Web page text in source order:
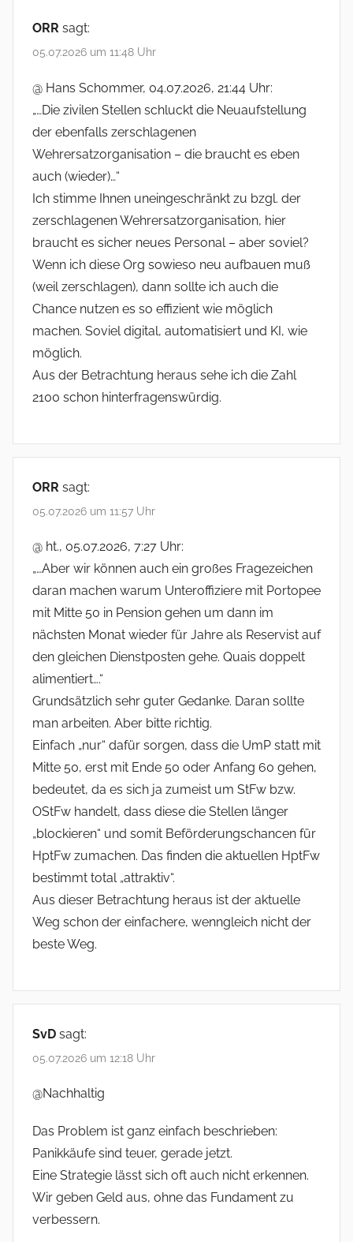
ORR sagt:
05.07.2026 um 11:48 Uhr
@ Hans Schommer, 04.07.2026, 21:44 Uhr:
„…Die zivilen Stellen schluckt die Neuaufstellung
der ebenfalls zerschlagenen
Wehrersatzorganisation – die braucht es eben
auch (wieder)…“
Ich stimme Ihnen uneingeschränkt zu bzgl. der
zerschlagenen Wehrersatzorganisation, hier
braucht es sicher neues Personal – aber soviel?
Wenn ich diese Org sowieso neu aufbauen muß
(weil zerschlagen), dann sollte ich auch die
Chance nutzen es so effizient wie möglich
machen. Soviel digital, automatisiert und KI, wie
möglich.
Aus der Betrachtung heraus sehe ich die Zahl
2100 schon hinterfragenswürdig.
ORR sagt:
05.07.2026 um 11:57 Uhr
@ ht., 05.07.2026, 7:27 Uhr:
„…Aber wir können auch ein großes Fragezeichen
daran machen warum Unteroffiziere mit Portopee
mit Mitte 50 in Pension gehen um dann im
nächsten Monat wieder für Jahre als Reservist auf
den gleichen Dienstposten gehe. Quais doppelt
alimentiert….“
Grundsätzlich sehr guter Gedanke. Daran sollte
man arbeiten. Aber bitte richtig.
Einfach „nur“ dafür sorgen, dass die UmP statt mit
Mitte 50, erst mit Ende 50 oder Anfang 60 gehen,
bedeutet, da es sich ja zumeist um StFw bzw.
OStFw handelt, dass diese die Stellen länger
„blockieren“ und somit Beförderungschancen für
HptFw zumachen. Das finden die aktuellen HptFw
bestimmt total „attraktiv“.
Aus dieser Betrachtung heraus ist der aktuelle
Weg schon der einfachere, wenngleich nicht der
beste Weg.
SvD sagt:
05.07.2026 um 12:18 Uhr
@Nachhaltig
Das Problem ist ganz einfach beschrieben:
Panikkäufe sind teuer, gerade jetzt.
Eine Strategie lässt sich oft auch nicht erkennen.
Wir geben Geld aus, ohne das Fundament zu
verbessern.